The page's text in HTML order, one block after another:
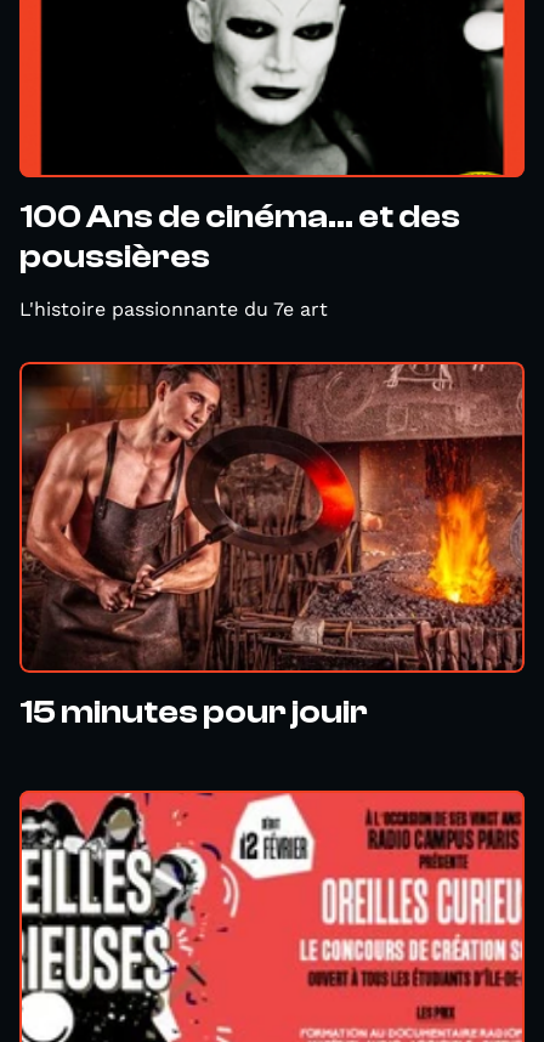
100 Ans de cinéma... et des
poussières
L'histoire passionnante du 7e art
15 minutes pour jouir